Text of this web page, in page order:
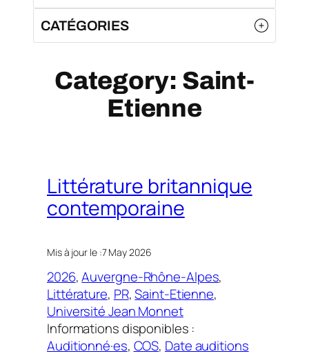
CATÉGORIES
Category: Saint-
Etienne
Littérature britannique
contemporaine
Mis à jour le :7 May 2026
2026, Auvergne-Rhône-Alpes
Littérature, PR, Saint-Etienne
Université Jean Monnet
Informations disponibles :
Auditionné·es, COS, Date auditions